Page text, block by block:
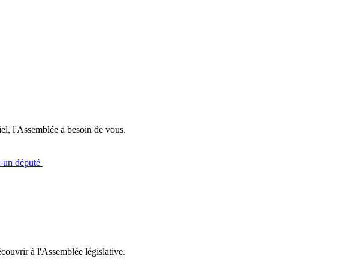
l'Assemblée a besoin de vous.
un député
à l'Assemblée législative.